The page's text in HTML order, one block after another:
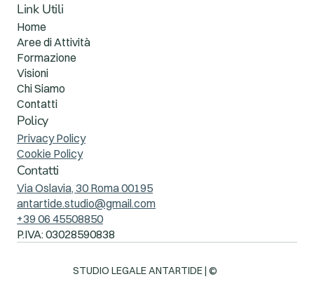
Link Utili
Home
Aree di Attività
Formazione
Visioni
Chi Siamo
Contatti
Policy
Privacy Policy
Cookie Policy
Contatti
Via Oslavia, 30 Roma 00195
antartide.studio@gmail.com
+39 06 45508850
P.IVA: 03028590838
STUDIO LEGALE ANTARTIDE | ©